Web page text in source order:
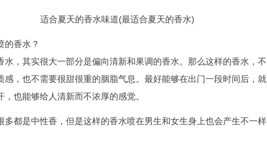
的香水？
水，其实很大一部分是偏向清新和果调的香水。那么这样的香水，不
感，也不需要很甜很重的胭脂气息。最好能够在出门一段时间后，就
，也能够给人清新而不浓厚的感觉。
多都是中性香，但是这样的香水喷在男生和女生身上也会产生不一样